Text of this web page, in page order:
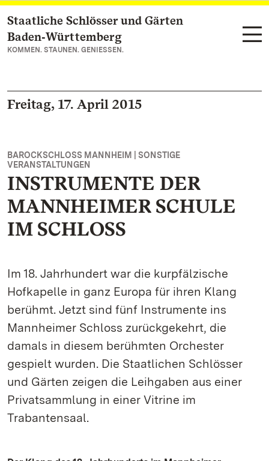
Zum Hauptinhalt springen
Staatliche Schlösser und Gärten
Baden‑Württemberg
KOMMEN. STAUNEN. GENIESSEN.
Freitag, 17. April 2015
BAROCKSCHLOSS MANNHEIM | SONSTIGE
VERANSTALTUNGEN
INSTRUMENTE DER
MANNHEIMER SCHULE
IM SCHLOSS
Im 18. Jahrhundert war die kurpfälzische
Hofkapelle in ganz Europa für ihren Klang
berühmt. Jetzt sind fünf Instrumente ins
Mannheimer Schloss zurückgekehrt, die
damals in diesem berühmten Orchester
gespielt wurden. Die Staatlichen Schlösser
und Gärten zeigen die Leihgaben aus einer
Privatsammlung in einer Vitrine im
Trabantensaal.